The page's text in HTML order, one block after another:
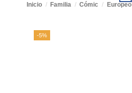
Inicio Familia Cómic Europeo
-5%